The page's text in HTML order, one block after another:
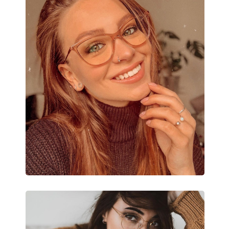
Nastaviteľné sedielka:
Flexi pánt:
Slnečný klip:
Nie
Príslušenstvo
Puzdro:
Áno
Čistiaca handrička:
Áno
Ostatné
Typ:
Dámske
Kategória:
Dioptrické
Značka:
Vogue
Kód:
0VO5356 2864 50